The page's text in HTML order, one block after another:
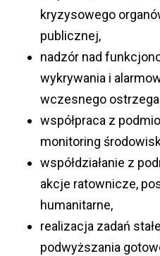
kryzysowego
publicznej,
nadzór nad
wykrywania i
wczesnego
współpraca z
monitoring
współdziałanie z
akcje ratownicze,
humanitarne,
realizacja zadań
podwyższania